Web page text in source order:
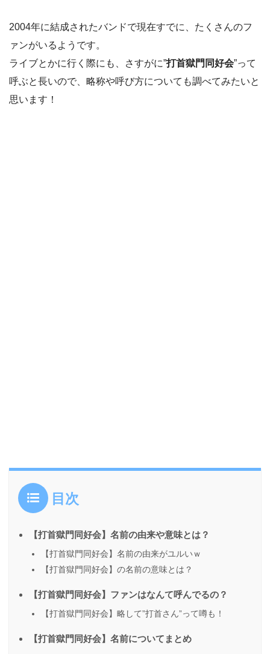
2004年に結成されたバンドで現在すでに、たくさんのフ
ァンがいるようです。
ライブとかに行く際にも、さすがに”打首獄門同好会”って
呼ぶと長いので、略称や呼び方についても調べてみたいと
思います！
目次
【打首獄門同好会】名前の由来や意味とは？
【打首獄門同好会】名前の由来がユルいｗ
【打首獄門同好会】の名前の意味とは？
【打首獄門同好会】ファンはなんて呼んでるの？
【打首獄門同好会】略して”打首さん”って噂も！
【打首獄門同好会】名前についてまとめ